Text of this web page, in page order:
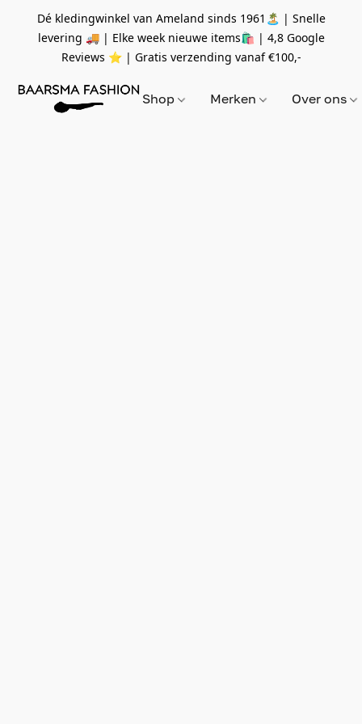
Dé kledingwinkel van Ameland sinds 1961🏝 | Snelle
levering 🚚 | Elke week nieuwe items🛍 | 4,8 Google
Reviews ⭐️ | Gratis verzending vanaf€100,-
Shop Merken Over ons